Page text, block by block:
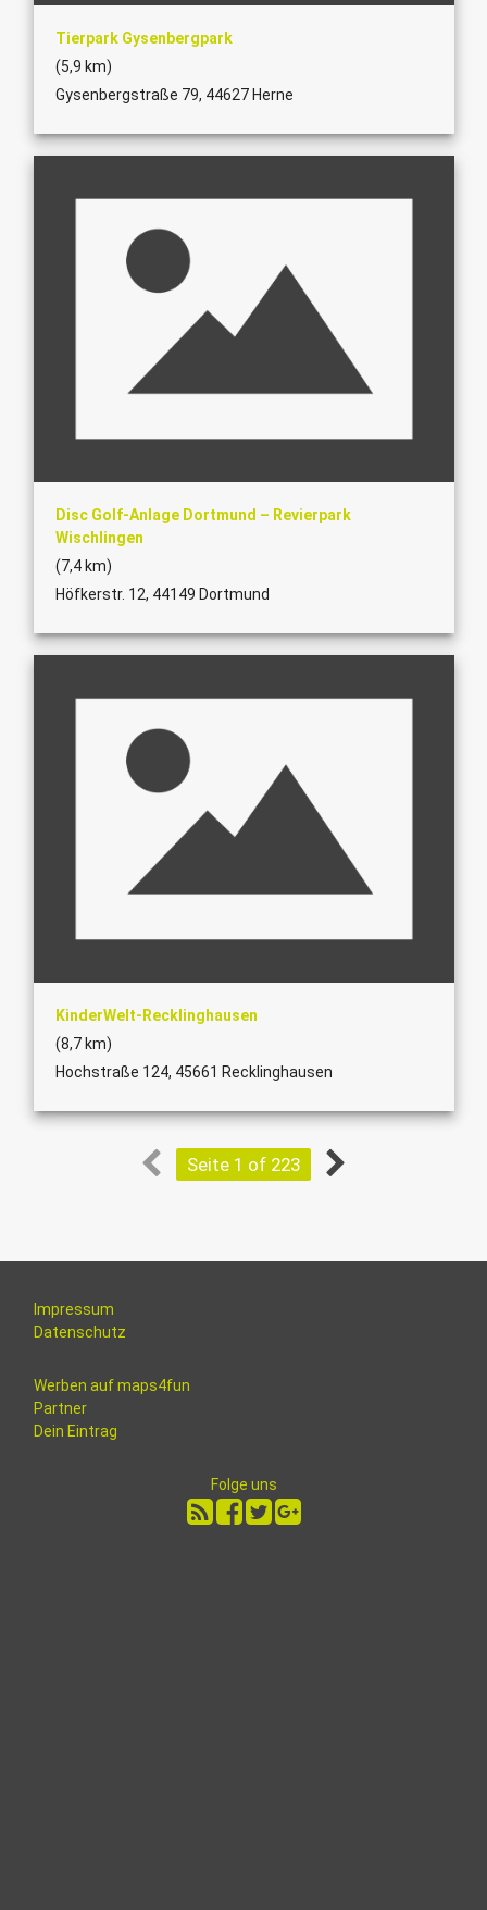
Tierpark Gysenbergpark
(5,9 km)
Gysenbergstraße 79, 44627 Herne
Disc Golf-Anlage Dortmund – Revierpark
Wischlingen
(7,4 km)
Höfkerstr. 12, 44149 Dortmund
KinderWelt-Recklinghausen
(8,7 km)
Hochstraße 124, 45661 Recklinghausen
Seite 1 of 223
Impressum
Datenschutz
Werben auf maps4fun
Partner
Dein Eintrag
Folge uns